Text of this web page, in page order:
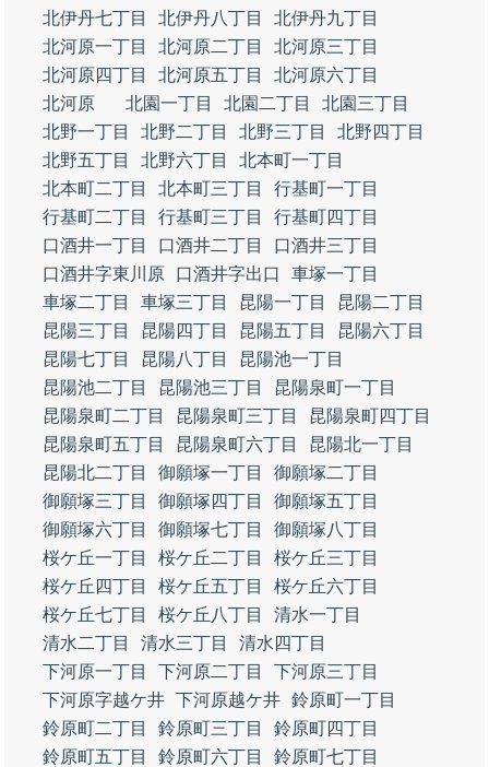
北伊丹七丁目 北伊丹八丁目
北伊丹九丁目
北河原一丁目
北河原二丁目
北河原三丁目
北河原四丁目
北河原五丁目
北河原六丁目
北河原
北園一丁目 北園二丁目
北園三丁目
北野一丁目
北野二丁目 北野三丁目
北野四丁目
北野五丁目
北野六丁目
北本町一丁目
北本町二丁目
北本町三丁目
行基町一丁目
行基町二丁目
行基町三丁目
行基町四丁目
口酒井一丁目
口酒井二丁目
口酒井三丁目
口酒井字東川原
口酒井字出口
車塚一丁目
車塚二丁目
車塚三丁目 昆陽一丁目
昆陽二丁目
昆陽三丁目
昆陽四丁目 昆陽五丁目
昆陽六丁目
昆陽七丁目
昆陽八丁目
昆陽池一丁目
昆陽池二丁目
昆陽池三丁目
昆陽泉町一丁目
昆陽泉町二丁目
昆陽泉町三丁目
昆陽泉町四丁目
昆陽泉町五丁目
昆陽泉町六丁目
昆陽北一丁目
昆陽北二丁目
御願塚一丁目
御願塚二丁目
御願塚三丁目
御願塚四丁目
御願塚五丁目
御願塚六丁目
御願塚七丁目
御願塚八丁目
桜ケ丘一丁目
桜ケ丘二丁目
桜ケ丘三丁目
桜ケ丘四丁目
桜ケ丘五丁目
桜ケ丘六丁目
桜ケ丘七丁目
桜ケ丘八丁目
清水一丁目
清水二丁目
清水三丁目
清水四丁目
下河原一丁目
下河原二丁目
下河原三丁目
下河原字越ケ井 下河原越ケ井 鈴原町一丁目
鈴原町二丁目
鈴原町三丁目
鈴原町四丁目
鈴原町五丁目
鈴原町六丁目
鈴原町七丁目